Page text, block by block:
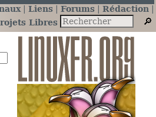
Liens Forums
Rédaction
Libres